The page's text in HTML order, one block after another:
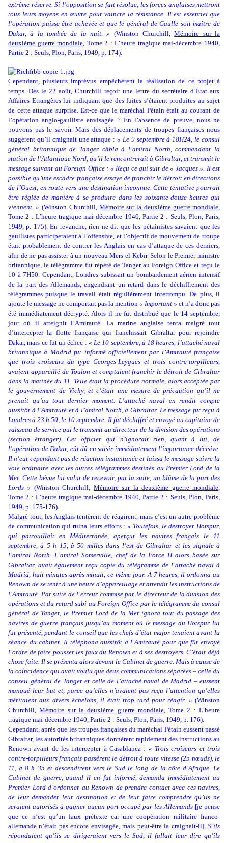
extrême réserve. Si l’opposition se fait résolue, les forces anglaises mettront
tous leurs moyens en œuvre pour vaincre la résistance. Il est essentiel que
l’opération puisse être achevée et que le général de Gaulle soit maître de
Dakar, à la tombée de la nuit. » (Winston Churchill,Mémoire sur la
deuxième guerre mondiale, Tome 2 : L’heure tragique mai-décembre 1940,
Partie 2 : Seuls, Plon, Paris, 1949, p. 174).
Cependant, plusieurs imprévus empêchèrent la réalisation de ce projet à
temps. Dès le 22 août, Churchill reçoit une lettre du secrétaire d’Etat aux
Affaires Etrangères lui indiquant que des fuites s’étaient produites au sujet
de cette attaque surprise. Est-ce que le maréchal Pétain était au courant de
l’opération anglo-gaulliste envisagée ? En l’absence de preuve, nous ne
pouvons pas le savoir. Mais des déplacements de troupes françaises nous
suggèrent qu’il craignait une attaque :« Le 9 septembre à 18H24, le consul
général britannique de Tanger câbla à l’amiral North, commandant la
station de l’Atlantique Nord, qu’il le rencontrerait à Gibraltar, et transmit le
message suivant au Foreign Office : « Reçu ce qui suit de « Jacques ». Il est
possible qu’une escadre française essaye de franchir le détroit en directions
de l’Ouest, en route vers une destination inconnue. Cette tentative pourrait
être réglée de manière à se produire dans les soixante-douze heures qui
viennent. » (Winston Churchill, Mémoire sur la deuxième guerre mondiale,
Tome 2 : L’heure tragique mai-décembre 1940, Partie 2 : Seuls, Plon, Paris,
1949, p. 175). En revanche, rien ne dit que les pétainistes savaient que les
gaullistes participeraient à l’offensive, et l’objectif de mouvement de troupe
était probablement de contrer les Anglais en cas d’attaque de ces derniers,
afin de ne pas assister à un nouveau Mers el-Kebir. Selon le Premier ministre
britannique, le télégramme fut répété de Tanger au Foreign Office et reçu le
10 à 7H50. Cependant, Londres subissait un bombardement aérien intensif
de la part des Allemands, engendrant un retard dans le déchiffrement des
télégrammes puisque le travail était régulièrement interrompu. De plus, il
ajoute le message ne comportait pas la mention « Important » et n’a donc pas
été immédiatement décrypté. Alors il ne fut distribué que le 14 septembre,
jour où il atteignit l’Amirauté. La marine anglaise tenta malgré tout
d’intercepter la flotte française qui franchissait Gibraltar pour rejoindre
Dakar, mais ce fut un échec : « Le 10 septembre, à 18 heures, l’attaché naval
britannique à Madrid fut informé officiellement par l’Amirauté française
que trois croiseurs du type Georges-Leygues et trois contre-torpilleurs,
avaient appareillé de Toulon et comptaient franchir le détroit de Gibraltar
dans la matinée du 11. Telle était la procédure normale, alors acceptée par
le gouvernement de Vichy, et c’était une mesure de précaution qu’il ne
prenait qu’au tout dernier moment. L’attaché naval en rendit compte
aussitôt à l’Amirauté et à l’amiral North, à Gibraltar. Le message fut reçu à
Londres à 23 h 50, le 10 septembre. Il fut déchiffré et envoyé au capitaine de
vaisseau de service qui le transmit au directeur de la division des opérations
(section étranger). Cet officier qui n’ignorait rien, quant à lui, de
l’opération de Dakar, eût dû en saisir immédiatement l’importance décisive.
Il n’eut cependant pas de réaction instantanée et laissa le message suivre la
voie ordinaire avec les autres télégrammes destinés au Premier Lord de la
Mer. Cette bévue lui valut de recevoir, par la suite, un blâme de la part des
Lords » (Winston Churchill, Mémoire sur la deuxième guerre mondiale,
Tome 2 : L’heure tragique mai-décembre 1940, Partie 2 : Seuls, Plon, Paris,
1949, p. 175-176).
Malgré tout, les Anglais tentèrent de réagirent, mais c’est un autre problème
de communication qui ruina leurs efforts :« Toutefois, le destroyer Hotspur,
qui patrouillait en Méditerranée, aperçut les navires français le 11
septembre, à 5 h 15, à 50 milles dans l’est de Gibraltar et les signale à
l’amiral North. L’amiral Somerville, chef de la Force H alors basée sur
Gibraltar, avait également reçu copie du télégramme de l’attaché naval à
Madrid, huit minutes après minuit, ce même jour. A 7 heures, il ordonna au
Renown de se tenir à une heure d’appareillage et attendit les instructions de
l’Amirauté. Par suite de l’erreur commise par le directeur de la division des
opérations et du retard subi au Foreign Office par le télégramme du consul
général de Tanger, le Premier Lord de la Mer ignora tout du passage des
navires de guerre français jusqu’au moment où le message du Hotspur lui
fut présenté, pendant le conseil que les chefs d’état-major tenaient avant la
séance du cabinet. Il téléphona aussitôt à l’Amirauté pour que fût envoyé
l’ordre de faire pousser les faux du Renown et à ses destroyers. C’était déjà
chose faite. Il se présenta alors devant le Cabinet de guerre. Mais à cause de
la coïncidence qui avait voulu que deux communications séparées – celle du
conseil général de Tanger et celle de l’attaché naval de Madrid – eussent
manqué leur but et, parce qu’elles n’avaient pas reçu l’attention qu’elles
méritaient aux divers échelons, il était trop tard pour réagir. » (Winston
Churchill,Mémoire sur la deuxième guerre mondiale, Tome 2 : L’heure
tragique mai-décembre 1940, Partie 2 : Seuls, Plon, Paris, 1949, p. 176).
Cependant, après que les troupes françaises du maréchal Pétain eussent passé
Gibraltar, les autorités britanniques donnèrent rapidement des instructions au
Renown avant de les intercepter à Casablanca : « Trois croiseurs et trois
contre-torpilleurs français passèrent le détroit à toute vitesse (25 nœuds), le
11, à 8 h 35 et descendirent vers le Sud le long de la côte d’Afrique. Le
Cabinet de guerre, quand il en fut informé, demanda immédiatement au
Premier Lord d’ordonner au Renown de prendre contact avec ces navires,
de leur demander leur destination et de leur faire comprendre qu’ils ne
seraient autorisés à gagner aucun port occupé par les Allemands [je pense
que ce n’est qu’un faux prétexte car une coopération militaire franco-
allemande n’était pas encore envisagée, mais peut-être la craignait-il]. S’ils
répondaient qu’ils se dirigeraient vers le Sud, il fallait leur dire qu’ils